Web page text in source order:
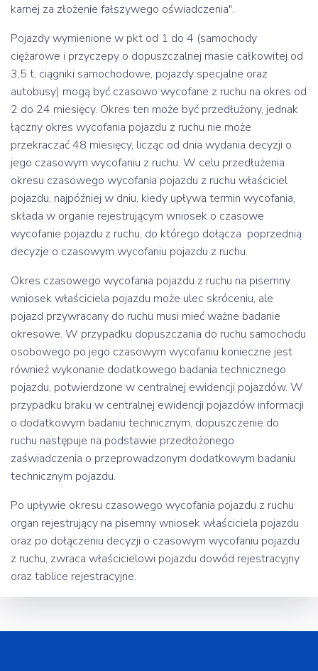
karnej za złożenie fałszywego oświadczenia".
Pojazdy wymienione w pkt od 1 do 4 (samochody
ciężarowe i przyczepy o dopuszczalnej masie całkowitej od
3,5 t, ciągniki samochodowe, pojazdy specjalne oraz
autobusy) mogą być czasowo wycofane z ruchu na okres od
2 do 24 miesięcy. Okres ten może być przedłużony, jednak
łączny okres wycofania pojazdu z ruchu nie może
przekraczać 48 miesięcy, licząc od dnia wydania decyzji o
jego czasowym wycofaniu z ruchu. W celu przedłużenia
okresu czasowego wycofania pojazdu z ruchu właściciel
pojazdu, najpóźniej w dniu, kiedy upływa termin wycofania,
składa w organie rejestrującym wniosek o czasowe
wycofanie pojazdu z ruchu, do którego dołącza poprzednią
decyzje o czasowym wycofaniu pojazdu z ruchu.
Okres czasowego wycofania pojazdu z ruchu na pisemny
wniosek właściciela pojazdu może ulec skróceniu, ale
pojazd przywracany do ruchu musi mieć ważne badanie
okresowe. W przypadku dopuszczania do ruchu samochodu
osobowego po jego czasowym wycofaniu konieczne jest
również wykonanie dodatkowego badania technicznego
pojazdu, potwierdzone w centralnej ewidencji pojazdów. W
przypadku braku w centralnej ewidencji pojazdów informacji
o dodatkowym badaniu technicznym, dopuszczenie do
ruchu następuje na podstawie przedłożonego
zaświadczenia o przeprowadzonym dodatkowym badaniu
technicznym pojazdu.
Po upływie okresu czasowego wycofania pojazdu z ruchu
organ rejestrujący na pisemny wniosek właściciela pojazdu
oraz po dołączeniu decyzji o czasowym wycofaniu pojazdu
z ruchu, zwraca właścicielowi pojazdu dowód rejestracyjny
oraz tablice rejestracyjne.